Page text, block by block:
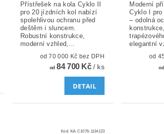
Přístřešek na kola Cyklo II
pro 20 jízdních kol nabízí
spolehlivou ochranu před
deštěm i sluncem.
Robustní konstrukce,
moderní vzhled,...
od 70 000 Kč bez DPH
od84 700 Kč/ ks
DETAIL
Moderní
Cyklo I pro
– odolná
elegantní
od
Kód: KA-C1076-1134123